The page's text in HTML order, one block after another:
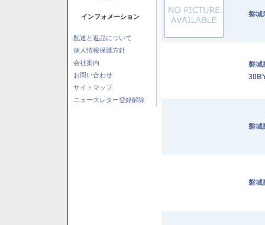
インフォメーション
配送と返品について
個人情報保護方針
会社案内
お問い合わせ
サイトマップ
ニュースレター登録解除
磐
磐
磐
磐